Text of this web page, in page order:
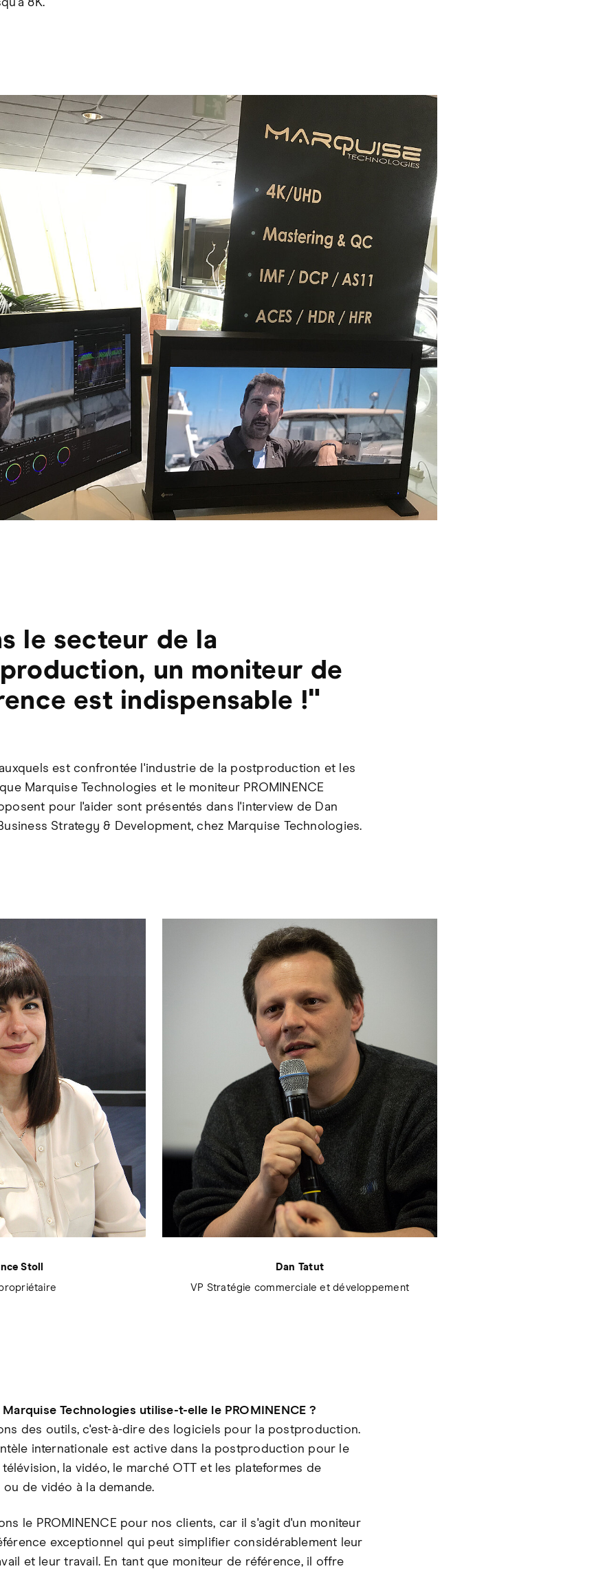
8K.
le secteur de la
un moniteur de
est indispensable !"
est confrontée l'industrie de la postproduction et les
Marquise Technologies et le moniteur PROMINENCE
pour l'aider sont présentés dans l'interview de Dan
Strategy & Development, chez Marquise Technologies.
Stoll
Dan Tatut
VP Stratégie commerciale et développement
Technologies utilise-t-elle le PROMINENCE ?
des outils, c'est-à-dire des logiciels pour la postproduction.
internationale est active dans la postproduction pour le
télévision, la vidéo, le marché OTT et les plateformes de
ou de vidéo à la demande.
le PROMINENCE pour nos clients, car il s'agit d'un moniteur
exceptionnel qui peut simplifier considérablement leur
et leur travail. En tant que moniteur de référence, il offre